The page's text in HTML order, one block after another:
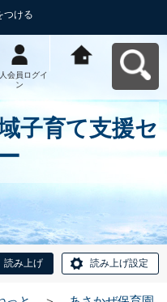
つける
会員ログイ
ン
子育て支援セ
読み上げ 読み上げ設定